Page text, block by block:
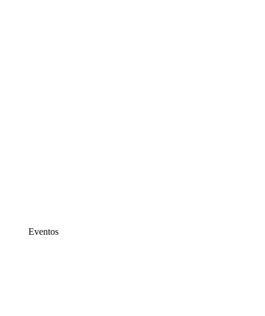
Eventos